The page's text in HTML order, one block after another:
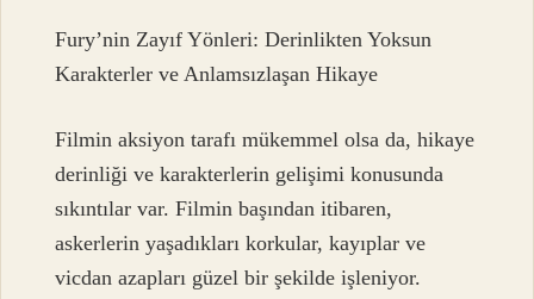
Fury’nin Zayıf Yönleri: Derinlikten Yoksun
Karakterler ve Anlamsızlaşan Hikaye
Filmin aksiyon tarafı mükemmel olsa da, hikaye
derinliği ve karakterlerin gelişimi konusunda
sıkıntılar var. Filmin başından itibaren,
askerlerin yaşadıkları korkular, kayıplar ve
vicdan azapları güzel bir şekilde işleniyor.